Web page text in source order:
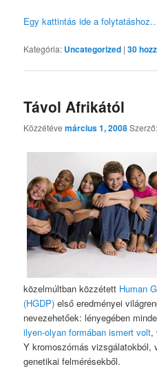
Egy kattintás ide a
Kategória: Uncategorized |30
Távol Afrikától
Közzétévemárcius 1, 2008
közelmúltban közzétett Human
(HGDP) első eredményei
nevezehetőek: lényegében
ilyen-olyan formában ismert volt,
Y kromoszómás vizsgálatokból,
genetikai felmérésekből.